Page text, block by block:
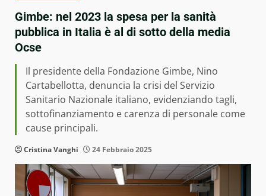
Gimbe: nel 2023 la spesa per la sanità
pubblica in Italia è al di sotto della media
Ocse
Il presidente della Fondazione Gimbe, Nino
Cartabellotta, denuncia la crisi del Servizio
Sanitario Nazionale italiano, evidenziando tagli,
sottofinanziamento e carenza di personale come
cause principali.
Cristina Vanghi 24 Febbraio 2025